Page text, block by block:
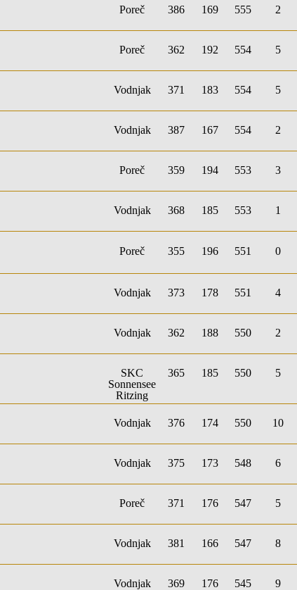
Poreč 386 169 555 2
Poreč 362 192 554 5
Vodnjak 371 183 554 5
Vodnjak 387 167 554 2
Poreč 359 194 553 3
Vodnjak 368 185 553 1
Poreč 355 196 551 0
Vodnjak 373 178 551 4
Vodnjak 362 188 550 2
SKC
Sonnensee
Ritzing
365 185 550 5
Vodnjak 376 174 550 10
Vodnjak 375 173 548 6
Poreč 371 176 547 5
Vodnjak 381 166 547 8
Vodnjak 369 176 545 9